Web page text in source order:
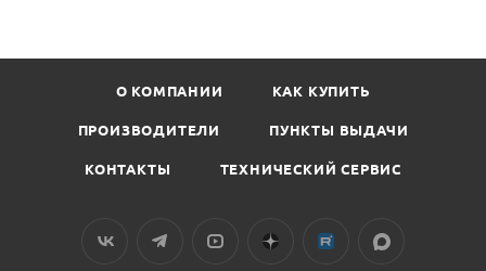
О КОМПАНИИ КАК КУПИТЬ
ПРОИЗВОДИТЕЛИ ПУНКТЫ ВЫДАЧИ
КОНТАКТЫ ТЕХНИЧЕСКИЙ СЕРВИС